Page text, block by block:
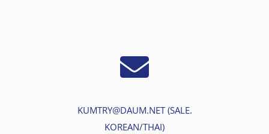
KUMTRY@DAUM.NET (SALE.
KOREAN/THAI)